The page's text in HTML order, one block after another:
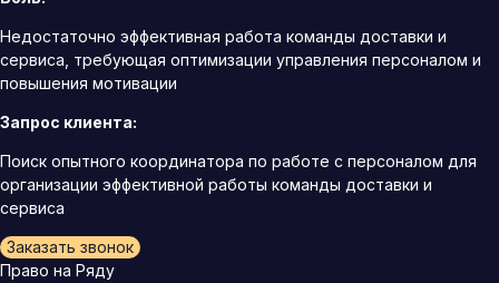
Недостаточно эффективная работа команды доставки и
сервиса, требующая оптимизации управления персоналом и
повышения мотивации
Запрос клиента:
Поиск опытного координатора по работе с персоналом для
организации эффективной работы команды доставки и
сервиса
Заказать звонок
Право на Ряду